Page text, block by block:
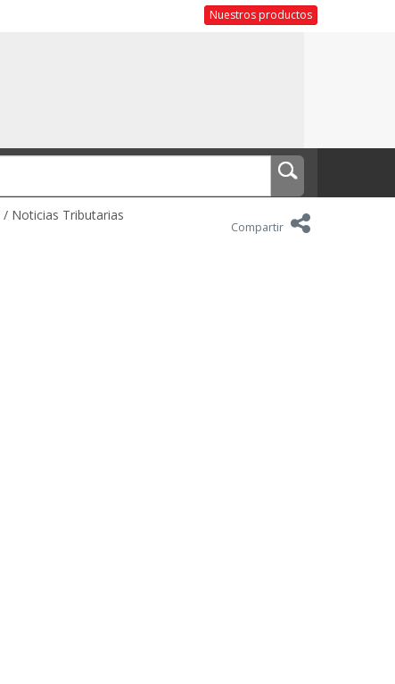
Nuestros productos
/ Noticias Tributarias
Compartir